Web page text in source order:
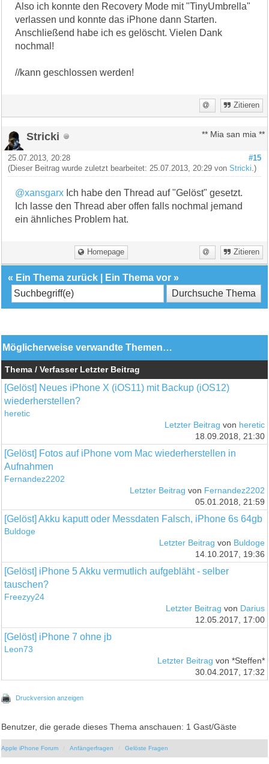
Also ich konnte den Recovery Mode mit "TinyUmbrella"
verlassen und konnte das iPhone dann Starten.
Anschließend habe ich es gelöscht. Vielen Dank
nochmal!
//kann geschlossen werden!
Zitieren
Stricki ** Mia san mia **
#15
25.07.2013, 20:28
(Dieser Beitrag wurde zuletzt bearbeitet: 25.07.2013, 20:29 vonStricki .)
@xansgarx Ich habe den Thread auf "Gelöst" gesetzt.
Ich lasse den Thread aber offen falls nochmal jemand
ein ähnliches Problem hat.
Homepage Zitieren
« Ein Thema zurück Ein Thema vor »
Möglicherweise verwandte Themen…
Thema / Verfasser Letzter Beitrag
[Gelöst] Neues iPhone X (iOS11) mit Backup (iOS12)
wiederherstellen?
heretic
Letzter Beitrag von heretic
18.09.2018, 21:30
[Gelöst] Fotos auf iPhone vom Mac wiederherstellen in
Aufnahmen
Fernandez2202
Letzter Beitrag von Fernandez2202
05.01.2018, 21:59
[Gelöst] Akku kaputt oder Messdaten Falsch, iPhone 6s 64gb
Buldoge
Letzter Beitrag von Buldoge
14.10.2017, 19:36
[Gelöst] iPhone 5 Akku vermutlich aufgebläht - selber
tauschen?
Freezyy24
Letzter Beitrag von Darius
12.05.2017, 17:00
[Gelöst] iPhone 7 ohne jb
Leon73
Letzter Beitrag von *Steffen*
30.04.2017, 17:32
Druckversion anzeigen
Benutzer, die gerade dieses Thema anschauen: 1 Gast/Gäste
Apple iPhone Forum Anfängerfragen Gelöste Fragen